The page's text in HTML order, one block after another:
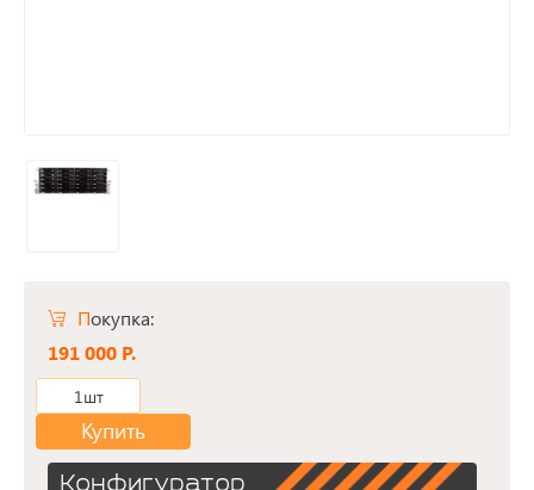
Покупка:
191 000 Р.
1шт
Купить
Конфигуратор